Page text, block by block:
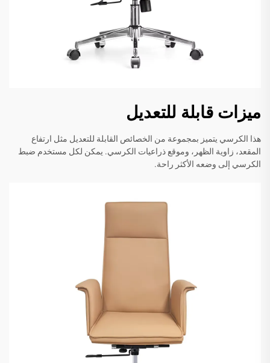
ميزات قابلة للتعديل
هذا الكرسي يتميز بمجموعة من الخصائص القابلة للتعديل مثل ارتفاع
المقعد، زاوية الظهر، وموقع ذراعيات الكرسي. يمكن لكل مستخدم ضبط
الكرسي إلى وضعه الأكثر راحة.